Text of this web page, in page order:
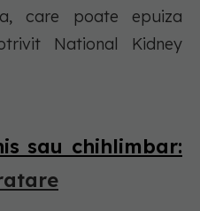
care poate epuiza
National Kidney
sau chihlimbar: